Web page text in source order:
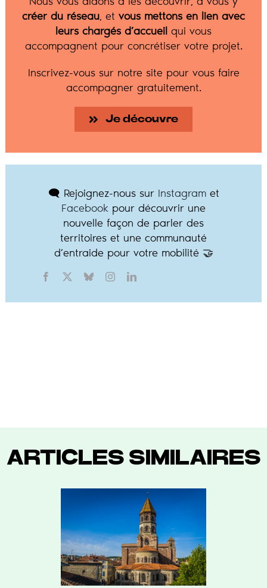
créer du réseau, et vous mettons en lien avec
leurs chargés d’accueil qui vous
accompagnent pour concrétiser votre projet.
Inscrivez-vous sur notre site pour vous faire
accompagner gratuitement.
Je découvre
🗨️ Rejoignez-nous sur Instagramet
Facebook pour découvrir une
nouvelle façon de parler des
territoires et une communauté
d’entraide pour votre mobilité 🤝
ARTICLES SIMILAIRES